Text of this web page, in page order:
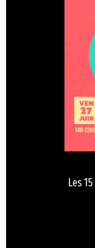
Les